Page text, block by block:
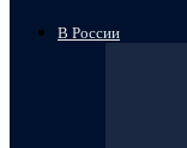
В России